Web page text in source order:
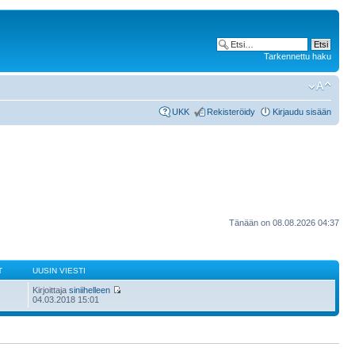
Tarkennettu haku
UKK Rekisteröidy Kirjaudu sisään
Tänään on 08.08.2026 04:37
UUSIN VIESTI
Kirjoittajasiniihelleen
04.03.2018 15:01